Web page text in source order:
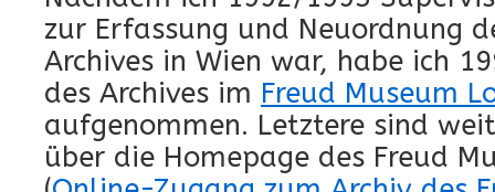
zur Erfassung und Neuordnung
Archives in Wien war, habe ich
des Archives im Freud Museum
aufgenommen. Letztere sind
über die Homepage des Freud